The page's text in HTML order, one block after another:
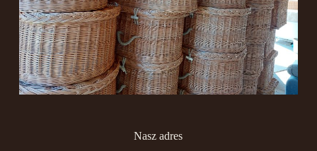
Nasz adres